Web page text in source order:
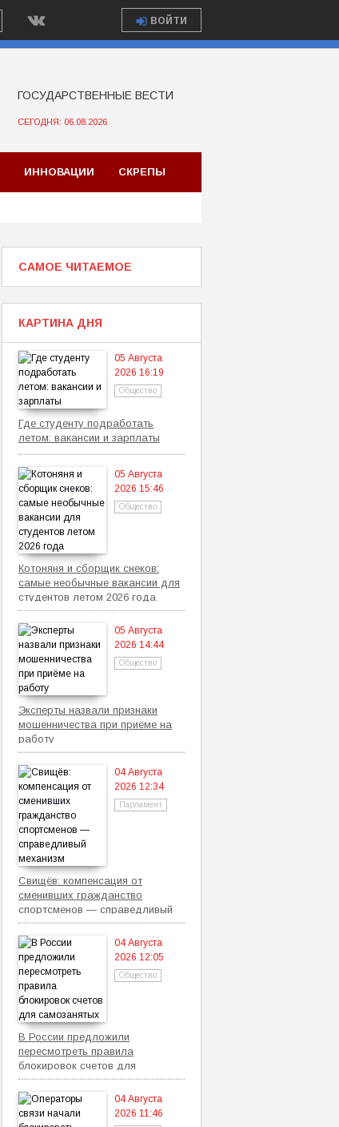
ВОЙТИ
ГОСУДАРСТВЕННЫЕ ВЕСТИ
СЕГОДНЯ: 06.08.2026
ИННОВАЦИИ СКРЕПЫ
САМОЕ ЧИТАЕМОЕ
КАРТИНА ДНЯ
05 Августа
2026 16:19
Общество
Где студенту подработать
летом: вакансии и зарплаты
05 Августа
2026 15:46
Общество
Котоняня и сборщик снеков:
самые необычные вакансии для
студентов летом 2026 года
05 Августа
2026 14:44
Общество
Эксперты назвали признаки
мошенничества при приёме на
работу
04 Августа
2026 12:34
Парламент
Свищёв: компенсация от
сменивших гражданство
спортсменов — справедливый
механизм
04 Августа
2026 12:05
Общество
В России предложили
пересмотреть правила
блокировок счетов для
самозанятых
04 Августа
2026 11:46